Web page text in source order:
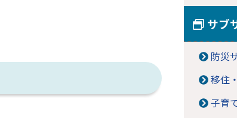
サブ
防災
移住
子育